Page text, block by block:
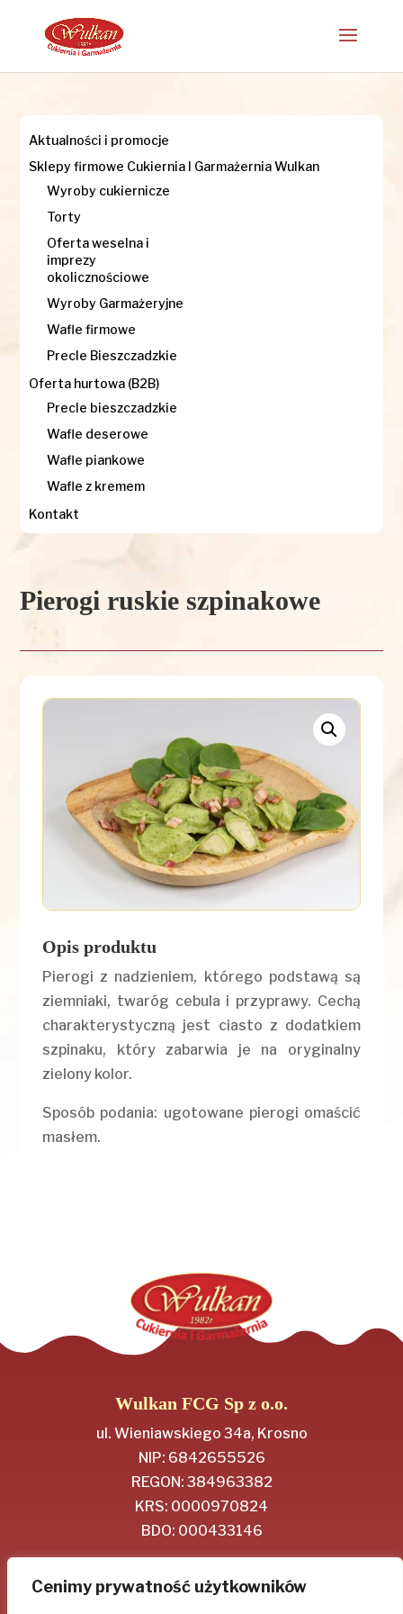
Cenimy prywatność użytkowników
Aktualności i promocje
Sklepy firmowe Cukiernia I Garmażernia Wulkan
Wyroby cukiernicze
Torty
Oferta weselna i
imprezy
okolicznościowe
Wyroby Garmażeryjne
Wafle firmowe
Precle Bieszczadzkie
Oferta hurtowa (B2B)
Precle bieszczadzkie
Wafle deserowe
Wafle piankowe
Wafle z kremem
Kontakt
Pierogi ruskie szpinakowe
Opis produktu
Pierogi z nadzieniem, którego podstawą są
ziemniaki, twaróg cebula i przyprawy. Cechą
charakterystyczną jest ciasto z dodatkiem
szpinaku, który zabarwia je na oryginalny
zielony kolor.
Sposób podania: ugotowane pierogi omaścić
masłem.
Wulkan FCG Sp z o.o.
ul. Wieniawskiego 34a, Krosno
NIP: 6842655526
REGON: 384963382
KRS: 0000970824
BDO: 000433146
Regulamin